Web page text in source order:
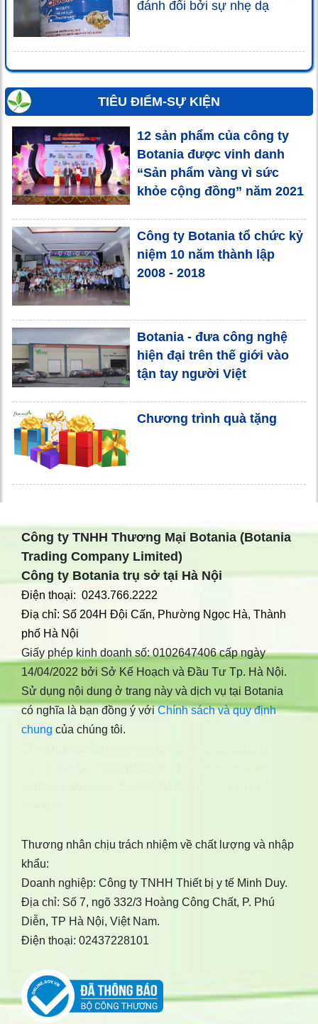
đánh đổi bởi sự nhẹ dạ
TIÊU ĐIỂM-SỰ KIỆN
12 sản phẩm của công ty
Botania được vinh danh
“Sản phẩm vàng vì sức
khỏe cộng đồng” năm 2021
Công ty Botania tổ chức kỷ
niệm 10 năm thành lập
2008 - 2018
Botania - đưa công nghệ
hiện đại trên thế giới vào
tận tay người Việt
Chương trình quà tặng
Công ty TNHH Thương Mại Botania (Botania
Trading Company Limited)
Công ty Botania trụ sở tại Hà Nội
Điện thoại: 0243.766.2222
Điạ chỉ: Số 204H Đội Cấn, Phường Ngọc Hà, Thành
phố Hà Nội
Giấy phép kinh doanh số: 0102647406 cấp ngày
14/04/2022 bởi Sở Kế Hoạch và Đầu Tư Tp. Hà Nội.
Sử dụng nội dung ở trang này và dịch vụ tại Botania
có nghĩa là bạn đồng ý vớiChính sách và quy định
chung của chúng tôi.
Thương nhân chịu trách nhiệm về chất lượng và nhập
khẩu:
Doanh nghiệp: Công ty TNHH Thiết bị y tế Minh Duy.
Địa chỉ: Số 7, ngõ 332/3 Hoàng Công Chất, P. Phú
Diễn, TP Hà Nội, Việt Nam.
Điện thoại: 02437228101